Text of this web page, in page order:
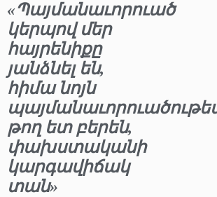
«Պայմանաւորուած
կերպով մեր
հայրենիքը
յանձնել են,
հիմա նոյն
թող ետ բերեն,
փախստականի
կարգավիճակ
տան»